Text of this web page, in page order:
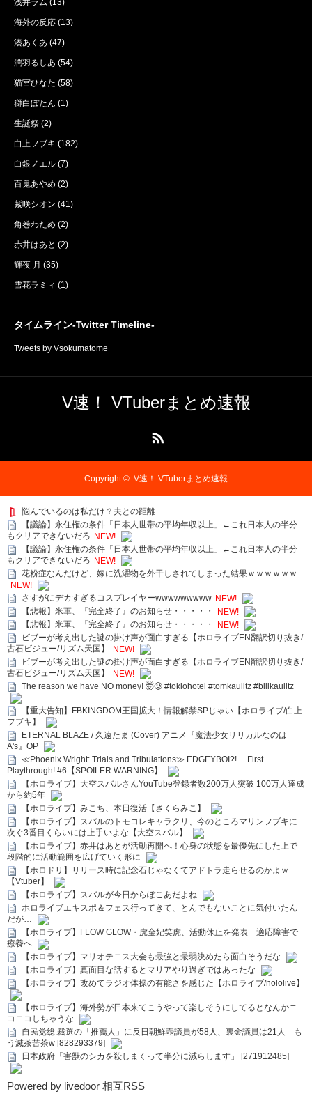
浅井ラム (13)
海外の反応 (13)
湊あくあ (47)
潤羽るしあ (54)
猫宮ひなた (58)
獅白ぼたん (1)
生誕祭 (2)
白上フブキ (182)
白銀ノエル (7)
百鬼あやめ (2)
紫咲シオン (41)
角巻わため (2)
赤井はあと (2)
輝夜 月 (35)
雪花ラミィ (1)
タイムライン-Twitter Timeline-
Tweets by Vsokumatome
V速！ VTuberまとめ速報
Copyright © V速！ VTuberまとめ速報
悩んでいるのは私だけ？夫との距離
【議論】永住権の条件「日本人世帯の平均年収以上」←これ日本人の半分
もクリアできないだろ NEW!
【議論】永住権の条件「日本人世帯の平均年収以上」←これ日本人の半分
もクリアできないだろ NEW!
花粉症なんだけど、嫁に洗濯物を外干しされてしまった結果ｗｗｗｗｗｗ
NEW!
さすがにデカすぎるコスプレイヤーwwwwwwwww NEW!
【悲報】米軍、『完全終了』のお知らせ・・・・・
NEW!
【悲報】米軍、『完全終了』のお知らせ・・・・・
NEW!
ビブーが考え出した謎の掛け声が面白すぎる【ホロライブEN翻訳切り抜き/
古石ビジュー/リズム天国】
NEW!
ビブーが考え出した謎の掛け声が面白すぎる【ホロライブEN翻訳切り抜き/
古石ビジュー/リズム天国】
NEW!
The reason we have NO money! 🤯🥲 #tokiohotel #tomkaulitz #billkaulitz
【重大告知】FBKINGDOM王国拡大！情報解禁SPじゃい【ホロライブ/白上
フブキ】
ETERNAL BLAZE / 久遠たま (Cover) アニメ『魔法少女リリカルなのは
A's』OP
≪Phoenix Wright: Trials and Tribulations≫ EDGEYBOI?!… First
Playthrough! #6【SPOILER WARNING】
【ホロライブ】大空スバルさんYouTube登録者数200万人突破 100万人達成
から約5年
【ホロライブ】みこち、本日復活【さくらみこ】
【ホロライブ】スバルのトモコレキャラクリ、今のところマリンフブキに
次ぐ3番目くらいには上手いよな【大空スバル】
【ホロライブ】赤井はあとが活動再開へ！心身の状態を最優先にした上で
段階的に活動範囲を広げていく形に
【ホロドリ】リリース時に記念石じゃなくてアドトラ走らせるのかよｗ
【Vtuber】
【ホロライブ】スバルが今日からぽこあだよね
ホロライブエキスポ＆フェス行ってきて、とんでもないことに気付いたん
だが…
【ホロライブ】FLOW GLOW・虎金妃笑虎、活動休止を発表 適応障害で
療養へ
【ホロライブ】マリオテニス大会も最強と最弱決めたら面白そうだな
【ホロライブ】真面目な話するとマリアやり過ぎではあったな
【ホロライブ】改めてラジオ体操の有能さを感じた【ホロライブ/hololive】
【ホロライブ】海外勢が日本来てこうやって楽しそうにしてるとなんかニ
コニコしちゃうな
自民党総.裁選の「推薦人」に反日朝鮮壺議員が58人、裏金議員は21人 も
う滅茶苦茶w [828293379]
日本政府「害獣のシカを殺しまくって半分に減らします」 [271912485]
Powered by livedoor 相互RSS